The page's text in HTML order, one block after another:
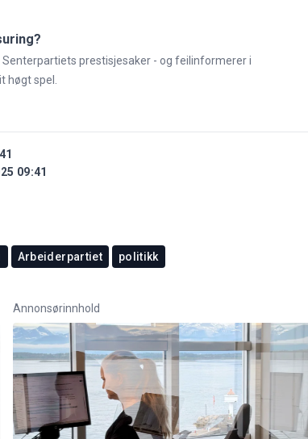
prestisjesaker - og feilinformerer i
høgt spel.
09:41
Arbeiderpartiet politikk
Annonsørinnhold